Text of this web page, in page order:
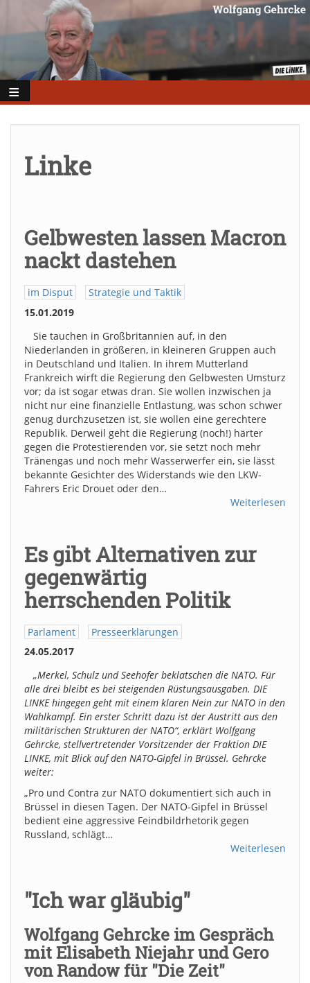
Inhalt
Linke
Gelbwesten lassen Macron
nackt dastehen
im Disput
Strategie und Taktik
15.01.2019
Sie tauchen in Großbritannien auf, in den
Niederlanden in größeren, in kleineren Gruppen auch
in Deutschland und Italien. In ihrem Mutterland
Frankreich wirft die Regierung den Gelbwesten Umsturz
vor; da ist sogar etwas dran. Sie wollen inzwischen ja
nicht nur eine finanzielle Entlastung, was schon schwer
genug durchzusetzen ist, sie wollen eine gerechtere
Republik. Derweil geht die Regierung (noch!) härter
gegen die Protestierenden vor, sie setzt noch mehr
Tränengas und noch mehr Wasserwerfer ein, sie lässt
bekannte Gesichter des Widerstands wie den LKW-
Fahrers Eric Drouet oder den…
Weiterlesen
Es gibt Alternativen zur
gegenwärtig
herrschenden Politik
Parlament
Presseerklärungen
24.05.2017
„Merkel, Schulz und Seehofer beklatschen die NATO. Für
alle drei bleibt es bei steigenden Rüstungsausgaben. DIE
LINKE hingegen geht mit einem klaren Nein zur NATO in den
Wahlkampf. Ein erster Schritt dazu ist der Austritt aus den
militärischen Strukturen der NATO“, erklärt Wolfgang
Gehrcke, stellvertretender Vorsitzender der Fraktion DIE
LINKE, mit Blick auf den NATO-Gipfel in Brüssel. Gehrcke
weiter:
„Pro und Contra zur NATO dokumentiert sich auch in
Brüssel in diesen Tagen. Der NATO-Gipfel in Brüssel
bedient eine aggressive Feindbildrhetorik gegen
Russland, schlägt…
Weiterlesen
"Ich war gläubig"
Wolfgang Gehrcke im Gespräch
mit Elisabeth Niejahr und Gero
von Randow für "Die Zeit"